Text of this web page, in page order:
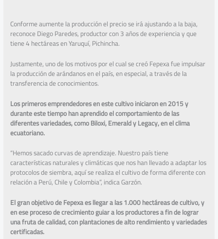
Conforme aumente la producción el precio se irá ajustando a la baja,
reconoce Diego Paredes, productor con 3 años de experiencia y que
tiene 4 hectáreas en Yaruquí, Pichincha.
Justamente, uno de los motivos por el cual se creó Fepexa fue impulsar
la producción de arándanos en el país, en especial, a través de la
transferencia de conocimientos.
Los primeros emprendedores en este cultivo iniciaron en 2015 y
durante este tiempo han aprendido el comportamiento de las
diferentes variedades, como Biloxi, Emerald y Legacy, en el clima
ecuatoriano.
“Hemos sacado curvas de aprendizaje. Nuestro país tiene
características naturales y climáticas que nos han llevado a adaptar los
protocolos de siembra, aquí se realiza el cultivo de forma diferente con
relación a Perú, Chile y Colombia”, indica Garzón.
El gran objetivo de Fepexa es llegar a las 1.000 hectáreas de cultivo, y
en ese proceso de crecimiento guiar a los productores a fin de lograr
una fruta de calidad, con plantaciones de alto rendimiento y variedades
certificadas.